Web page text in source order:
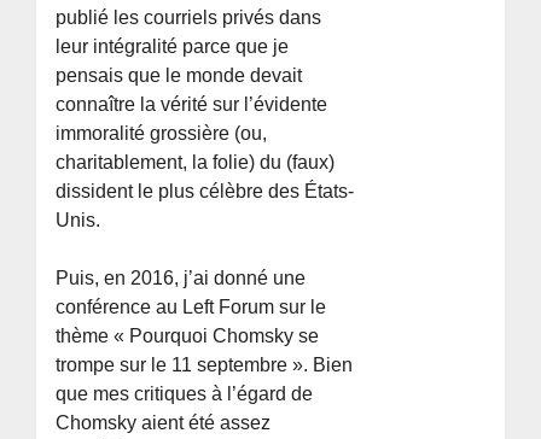
publié les courriels privés dans
leur intégralité parce que je
pensais que le monde devait
connaître la vérité sur l’évidente
immoralité grossière (ou,
charitablement, la folie) du (faux)
dissident le plus célèbre des États-
Unis.
Puis, en 2016, j’ai donné une
conférence au Left Forum sur le
thème « Pourquoi Chomsky se
trompe sur le 11 septembre ». Bien
que mes critiques à l’égard de
Chomsky aient été assez